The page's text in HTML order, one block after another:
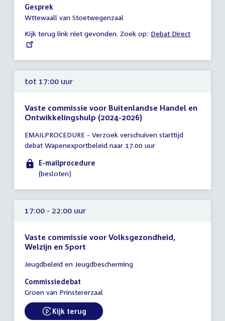
-
17:30
Gesprek
Wttewaall van Stoetwegenzaal
Kijk terug link niet gevonden. Zoek op: External
Debat Direct
tot 17:00 uur
Vaste commissie voor Buitenlandse Handel en
Ontwikkelingshulp (2024-2026)
vergadering
tot
17:00
uur
EMAILPROCEDURE - Verzoek verschuiven starttijd
debat Wapenexportbeleid naar 17.00 uur
E-mailprocedure
(besloten)
17:00 - 22:00 uur
Vaste commissie voor Volksgezondheid,
Welzijn en Sport
vergadering
17:00
-
uur
Jeugdbeleid en Jeugdbescherming
Commissiedebat
Groen van Prinstererzaal
External link:
Kijk terug